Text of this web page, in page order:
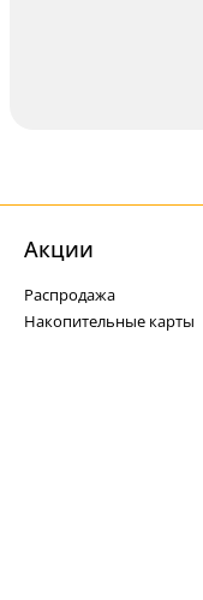
Акции
Распродажа
Накопительные карты